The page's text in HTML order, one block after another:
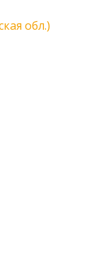
обл.)